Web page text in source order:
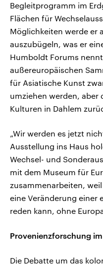
Begleitprogramm im
Flächen für
Möglichkeiten werde er
auszubügeln, was er
Humboldt Forums
außereuropäischen
für Asiatische Kunst
umziehen werden, aber
Kulturen in Dahlem
„Wir werden es jetzt
Ausstellung ins Haus
Wechsel- und
mit dem Museum für
zusammenarbeiten,
eine Veränderung einer
reden kann, ohne
Provenienzforschung
Die Debatte um das